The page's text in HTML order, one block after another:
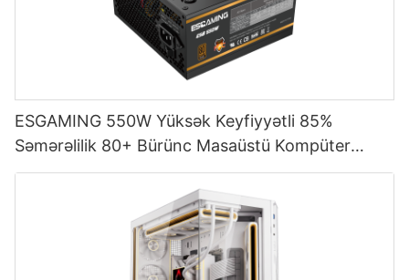
ESGAMING 550W Yüksək Keyfiyyətli 85%
Səmərəlilik 80+ Bürünc Masaüstü Kompüter
Enerji Təchizatı ESB550W